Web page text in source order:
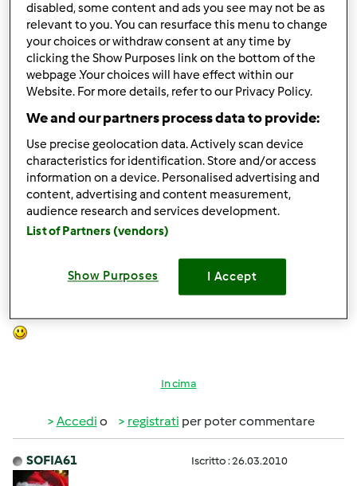
enciclopedie... ma magari per quelle ricette che non
hanno l'illustrazione intera nella pagina a lato, si potrebbe
mettere una foto piccina piccina.... magari in un angolino!!!
Spero di essermi spiegata!!
In cima
Accedio registratiper poter commentare
chya72 Iscritto : 13.12.2008
Ven, 05/21/2010 - 07:33
In cima
Accedi o registrati per poter commentare
SOFIA61 Iscritto : 26.03.2010
disabled, some content and ads you see may not be as
relevant to you. You can resurface this menu to change
your choices or withdraw consent at any time by
clicking the Show Purposes link on the bottom of the
webpage .Your choices will have effect within our
Website. For more details, refer to our Privacy Policy.
We and our partners process data to provide:
Use precise geolocation data. Actively scan device
characteristics for identification. Store and/or access
information on a device. Personalised advertising and
content, advertising and content measurement,
audience research and services development.
List of Partners (vendors)
Show Purposes I Accept